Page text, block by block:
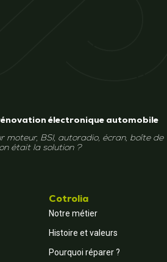
électronique automobile
moteur, BSI, autoradio, écran, boîte de
était la solution ?
Cotrolia
Notre métier
Histoire et valeurs
Pourquoi réparer ?